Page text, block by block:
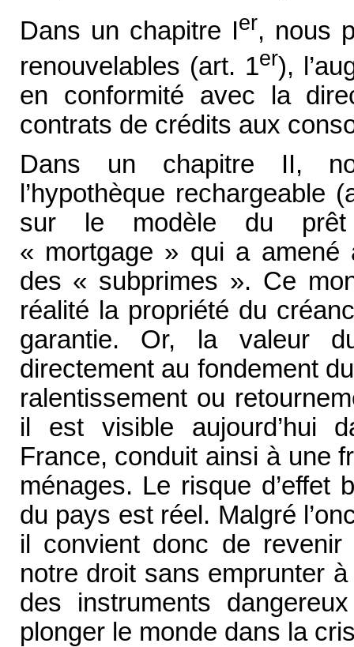
Dans un chapitre Ier, nous
renouvelables (art. 1er),
en conformité avec la
contrats de crédits aux
Dans un chapitre II,
l’hypothèque
sur le modèle du prêt
« mortgage » qui a amené
des « subprimes ». Ce
réalité la propriété du
garantie. Or, la valeur
directement au fondement
ralentissement ou
il est visible aujourd’hui
France, conduit ainsi à une
ménages. Le risque
du pays est réel. Malgré
il convient donc de
notre droit sans emprunter
des instruments
plonger le monde dans la